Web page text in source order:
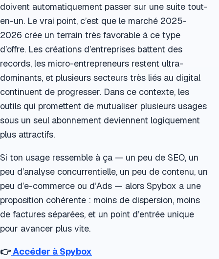
doivent automatiquement passer sur une suite tout-
en-un. Le vrai point, c’est que le marché 2025-
2026 crée un terrain très favorable à ce type
d’offre. Les créations d’entreprises battent des
records, les micro-entrepreneurs restent ultra-
dominants, et plusieurs secteurs très liés au digital
continuent de progresser. Dans ce contexte, les
outils qui promettent de mutualiser plusieurs usages
sous un seul abonnement deviennent logiquement
plus attractifs.
Si ton usage ressemble à ça — un peu de SEO, un
peu d’analyse concurrentielle, un peu de contenu, un
peu d’e-commerce ou d’Ads — alors Spybox a une
proposition cohérente : moins de dispersion, moins
de factures séparées, et un point d’entrée unique
pour avancer plus vite.
👉Accéder à Spybox